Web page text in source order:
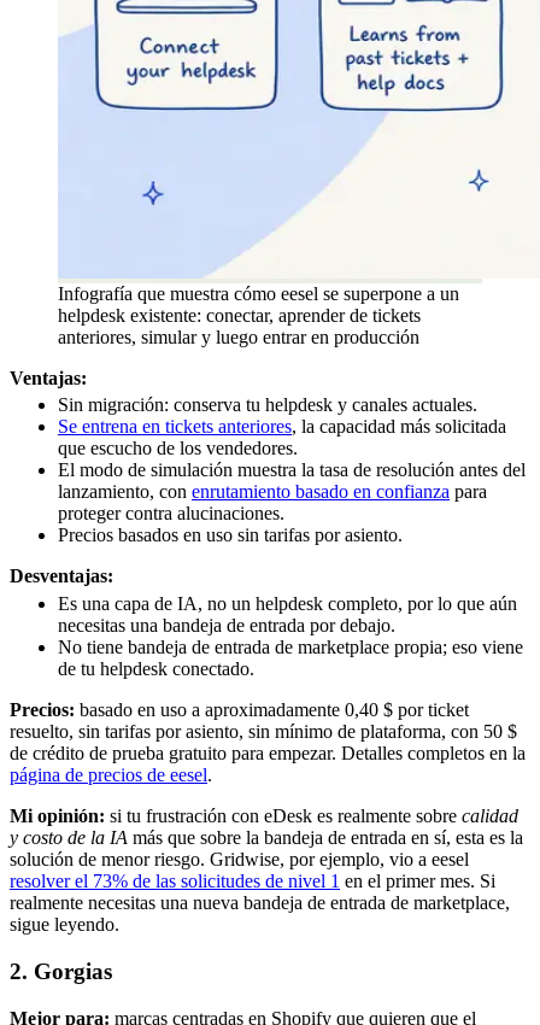
Infografía que muestra cómo eesel se superpone a un
helpdesk existente: conectar, aprender de tickets
anteriores, simular y luego entrar en producción
Ventajas:
Sin migración: conserva tu helpdesk y canales actuales.
Se entrena en tickets anteriores, la capacidad más solicitada
que escucho de los vendedores.
El modo de simulación muestra la tasa de resolución antes del
lanzamiento, con enrutamiento basado en confianza para
proteger contra alucinaciones.
Precios basados en uso sin tarifas por asiento.
Desventajas:
Es una capa de IA, no un helpdesk completo, por lo que aún
necesitas una bandeja de entrada por debajo.
No tiene bandeja de entrada de marketplace propia; eso viene
de tu helpdesk conectado.
Precios: basado en uso a aproximadamente 0,40 $ por ticket
resuelto, sin tarifas por asiento, sin mínimo de plataforma, con 50 $
de crédito de prueba gratuito para empezar. Detalles completos en la
página de precios de eesel.
Mi opinión: si tu frustración con eDesk es realmente sobre calidad
y costo de la IA más que sobre la bandeja de entrada en sí, esta es la
solución de menor riesgo. Gridwise, por ejemplo, vio a eesel
resolver el 73% de las solicitudes de nivel 1 en el primer mes. Si
realmente necesitas una nueva bandeja de entrada de marketplace,
sigue leyendo.
2. Gorgias
Mejor para: marcas centradas en Shopify que quieren que el